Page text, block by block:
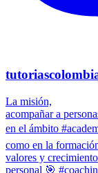
La misión,
acompañar a
en el ámbito
como en la
valores y crecimiento
personal 🎯